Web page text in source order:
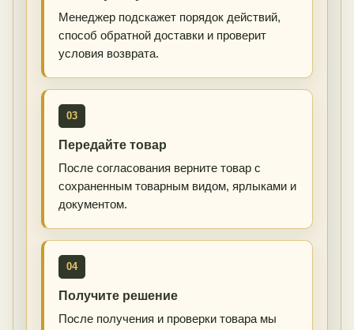
Менеджер подскажет порядок действий,
способ обратной доставки и проверит
условия возврата.
03
Передайте товар
После согласования верните товар с
сохраненным товарным видом, ярлыками и
документом.
04
Получите решение
После получения и проверки товара мы